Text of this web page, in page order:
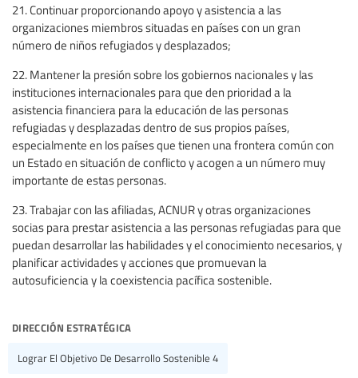
21. Continuar proporcionando apoyo y asistencia a las
organizaciones miembros situadas en países con un gran
número de niños refugiados y desplazados;
22. Mantener la presión sobre los gobiernos nacionales y las
instituciones internacionales para que den prioridad a la
asistencia financiera para la educación de las personas
refugiadas y desplazadas dentro de sus propios países,
especialmente en los países que tienen una frontera común con
un Estado en situación de conflicto y acogen a un número muy
importante de estas personas.
23. Trabajar con las afiliadas, ACNUR y otras organizaciones
socias para prestar asistencia a las personas refugiadas para que
puedan desarrollar las habilidades y el conocimiento necesarios, y
planificar actividades y acciones que promuevan la
autosuficiencia y la coexistencia pacífica sostenible.
dirección estratégica
Lograr El Objetivo De Desarrollo Sostenible 4